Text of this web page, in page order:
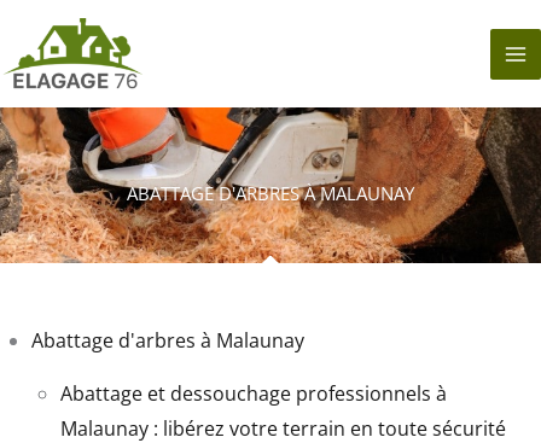
contenu
ABATTAGE D'ARBRES À MALAUNAY
Abattage d'arbres à Malaunay
Abattage et dessouchage professionnels à
Malaunay : libérez votre terrain en toute sécurité